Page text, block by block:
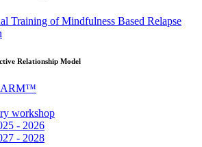
Training of Mindfulness Based Relapse
Relationship Model
workshop
- 2026
- 2028